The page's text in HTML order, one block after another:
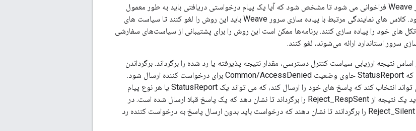
این روش توسط زیرساخت سرور Weave فراخوانی می شود تا مشخص شود که آیا یک پیام درخواستی دریافتی باید به طور معمول
پذیرفته و پردازش شود یا رد شود. کلاس های نمایندگی مرتبط با پیاده سازی سرور Weave باید این روش را لغو کنند تا سیاست های
های خود را پیاده سازی کنند. برنامه‌ها ممکن است این روش را برای پشتیبانی از سیاست‌های سفارشی
سرور استاندارد ارائه می‌شوند، لغو کنند.
نتیجه ارزیابی سیاست کنترل دسترسی، مقدار نتیجه پذیرفته یا رد شده را برگرداند. برگرداندن
نتیجه Rejected باعث می شود که StatusReport حاوی وضعیت Common/AccessDenied برای درخواست کننده ارسال شود.
روش دیگر، پیاده سازی روش می تواند انتخاب کند که پاسخ های خود را ارسال کند، که می تواند یک StatusReport یا هر نوع پیام
دیگری باشد. در این حالت، متد باید یک نتیجه از Reject_RespSent را برگرداند تا نشان دهد که یک پاسخ قبلا ارسال شده است. در
نهایت، پیاده سازی ها می توانند Reject_Silent را برگردانند تا نشان دهند که درخواست باید بدون ارسال پاسخ به درخواست کننده رد